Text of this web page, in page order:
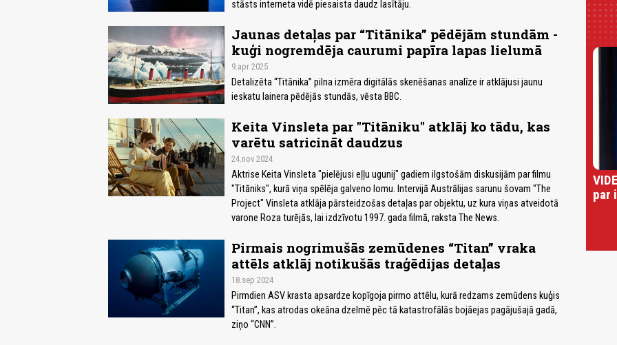
stāsts interneta vidē piesaista daudz lasītāju.
Jaunas detaļas par “Titānika” pēdējām stundām -
kuģi nogremdēja caurumi papīra lapas lielumā
9.apr 2025
Detalizēta “Titānika” pilna izmēra digitālās skenēšanas analīze ir atklājusi jaunu
ieskatu lainera pēdējās stundās, vēsta BBC.
Keita Vinsleta par "Titāniku" atklāj ko tādu, kas
varētu satricināt daudzus
24.nov 2024
Aktrise Keita Vinsleta "pielējusi eļļu ugunij" gadiem ilgstošām ​​diskusijām par filmu
"Titāniks", kurā viņa spēlēja galveno lomu. Intervijā Austrālijas sarunu šovam "The
Project" Vinsleta atklāja pārsteidzošas detaļas par objektu, uz kura viņas atveidotā
varone Roza turējās, lai izdzīvotu 1997. gada filmā, raksta The News.
Pirmais nogrimušās zemūdenes “Titan” vraka
attēls atklāj notikušās traģēdijas detaļas
18.sep 2024
Pirmdien ASV krasta apsardze kopīgoja pirmo attēlu, kurā redzams zemūdens kuģis
“Titan”, kas atrodas okeāna dzelmē pēc tā katastrofālās bojāejas pagājušajā gadā,
ziņo “CNN”.
par